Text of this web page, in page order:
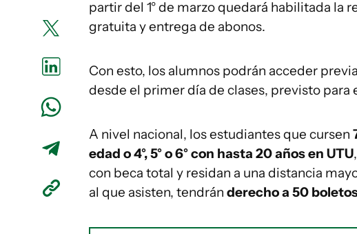
partir del 1° de marzo quedará habilitada la
gratuita y entrega de abonos.
Con esto, los alumnos podrán acceder
desde el primer día de clases, previsto para
A nivel nacional, los estudiantes que cursen
edad o 4°, 5° o 6° con hasta 20 años en UTU
con beca total y residan a una distancia
al que asisten, tendrán derecho a 50